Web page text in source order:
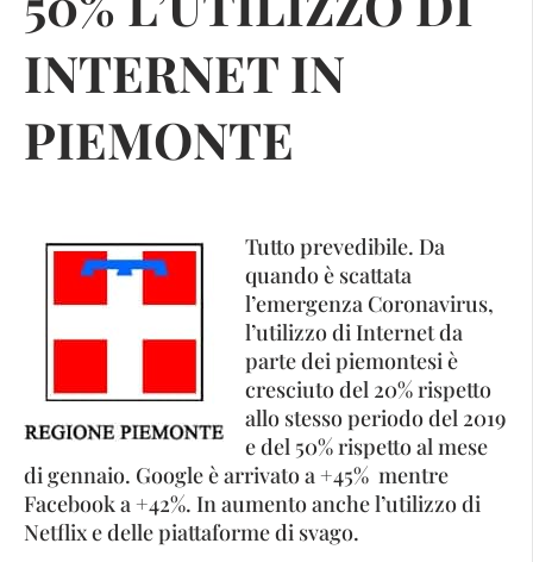
INTERNET IN
PIEMONTE
Tutto prevedibile. Da
quando è scattata
l’emergenza Coronavirus,
l’utilizzo di Internet da
parte dei piemontesi è
cresciuto del 20% rispetto
allo stesso periodo del 2019
e del 50% rispetto al mese
di gennaio. Google è arrivato a +45% mentre
Facebook a +42%. In aumento anche l’utilizzo di
Netflix e delle piattaforme di svago.